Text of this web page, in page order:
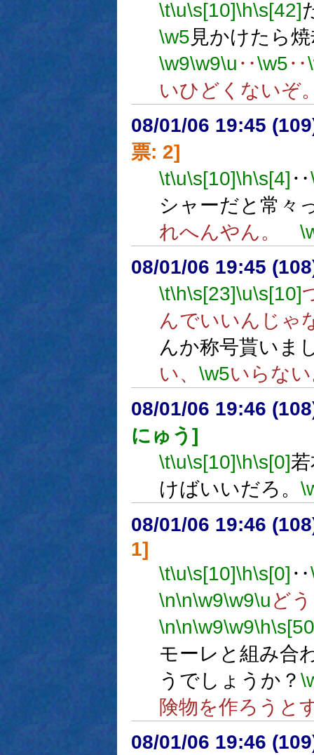
\t\u\s[10]\h\s[42]
\w5 見かけたら
\w9\w9\u ‥\w5‥
いひどくないぞ
08/01/06 19:45
票: 2]
\t\u\s[10]\h\s[4] ‥
シャーだと常々
れへんやん。
08/01/06 19:45
\t\h\s[23]\u\s[10]
んでいいんじゃ
んか称号貰いま
い、 \w5いらな
08/01/06 19:46
にゅう]
\t\u\s[10]\h\s[0]
けばいいだろ。
08/01/06 19:46
1]
\t\u\s[10]\h\s[0] ‥
\n\n\w9\w9\uど
\n\n\w9\w9\h
モーレと組み合
うでしょうか？
険物を作ろうと
08/01/06 19:46